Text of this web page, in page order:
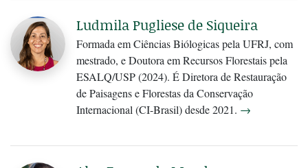
Ludmila Pugliese de Siqueira
Formada em Ciências Biólogicas pela UFRJ, com
mestrado, e Doutora em Recursos Florestais pela
ESALQ/USP (2024). É Diretora de Restauração
de Paisagens e Florestas da Conservação
Internacional (CI-Brasil) desde 2021. →